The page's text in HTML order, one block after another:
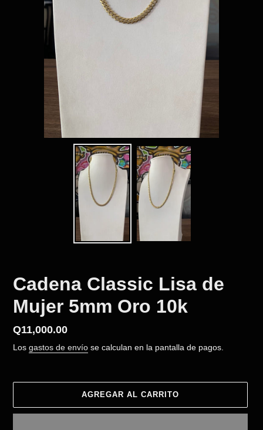
Cadena Classic Lisa de
Mujer 5mm Oro 10k
Precio
habitual
Q11,000.00
Los gastos de envío se calculan en la pantalla de pagos.
AGREGAR AL CARRITO